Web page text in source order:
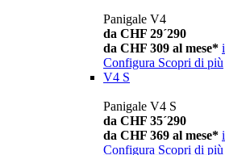
Panigale V4
da CHF 29´290
da CHF 309 al mese* i
Configura Scopri di più
V4 S
Panigale V4 S
da CHF 35´290
da CHF 369 al mese* i
Configura Scopri di più